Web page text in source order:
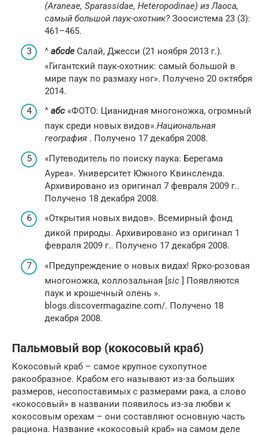
(Araneae, Sparassidae, Heteropodinae) из Лаоса,
самый большой паук-охотник? Зоосистема 23 (3):
461–465.
^ абcdе Салай, Джесси (21 ноября 2013 г.).
«Гигантский паук-охотник: самый большой в
мире паук по размаху ног». Получено 20 октября
2014.
^ абc «ФОТО: Цианидная многоножка, огромный
паук среди новых видов».Национальная
география . Получено 17 декабря 2008.
«Путеводитель по поиску паука: Берегама
Ауреа». Университет Южного Квинсленда.
Архивировано из оригинал 7 февраля 2009 г..
Получено 18 декабря 2008.
«Открытия новых видов». Всемирный фонд
дикой природы. Архивировано из оригинал 1
февраля 2009 г.. Получено 17 декабря 2008.
«Предупреждение о новых видах! Ярко-розовая
многоножка, коллозальная [sic ] Появляются
паук и крошечный олень ».
blogs.discovermagazine.com/. Получено 18
декабря 2008.
Пальмовый вор (кокосовый краб)
Кокосовый краб – самое крупное сухопутное
ракообразное. Крабом его называют из-за больших
размеров, несопоставимых с размерами рака, а слово
«кокосовый» в названии появилось из-за любви к
кокосовым орехам – они составляют основную часть
рациона. Название «кокосовый краб» на самом деле